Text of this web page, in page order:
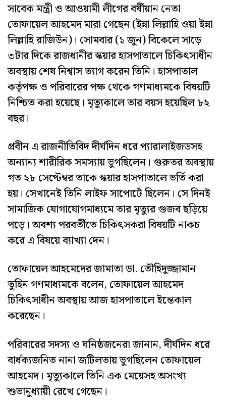
সাবেক মন্ত্রী ও আওয়ামী লীগের বর্ষীয়ান নেতা
তোফায়েল আহমেদ মারা গেছেন (ইন্না লিল্লাহি ওয়া ইন্না
লিল্লাহি রাজিউন)। সোমবার (১ জুন) বিকেলে সাড়ে
৩টার দিকে রাজধানীর স্কয়ার হাসপাতালে চিকিৎসাধীন
অবস্থায় শেষ নিশ্বাস ত্যাগ করেন তিনি। হাসপাতাল
কর্তৃপক্ষ ও পরিবারের পক্ষ থেকে গণমাধ্যমকে বিষয়টি
নিশ্চিত করা হয়েছে। মৃত্যুকালে তার বয়স হয়েছিল ৮২
বছর।
প্রবীন এ রাজনীতিবিদ দীর্ঘদিন ধরে প্যারালাইজডসহ
অন্যান্য শারীরিক সমস্যায় ভুগছিলেন। গুরুতর অবস্থায়
গত ২৮ সেপ্টেম্বর তাকে স্কয়ার হাসপাতালে ভর্তি করা
হয়। সেখানেই তিনি লাইফ সাপোর্টে ছিলেন। সে দিনই
সামাজিক যোগাযোগমাধ্যমে তার মৃত্যুর গুজব ছড়িয়ে
পড়ে। অবশ্য পরবর্তীতে চিকিৎসকরা বিষয়টি নাকচ
করে এ বিষয়ে ব্যাখ্যা দেন।
তোফায়েল আহমেদের জামাতা ডা. তৌহিদুজ্জামান
তুহিন গণমাধ্যমকে বলেন, তোফায়েল আহমেদ
চিকিৎসাধীন অবস্থায় আজ হাসপাতালে ইন্তেকাল
করেছেন।
পরিবারের সদস্য ও ঘনিষ্ঠজনেরা জানান, দীর্ঘদিন ধরে
বার্ধক্যজনিত নানা জটিলতায় ভুগছিলেন তোফায়েল
আহমেদ। মৃত্যুকালে তিনি এক মেয়েসহ অসংখ্য
শুভানুধ্যায়ী রেখে গেছেন।